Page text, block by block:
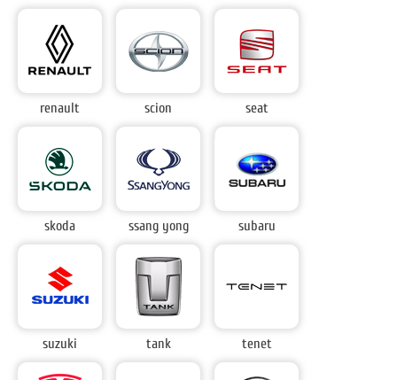
renault scion seat
skoda ssang yong subaru
suzuki tank tenet